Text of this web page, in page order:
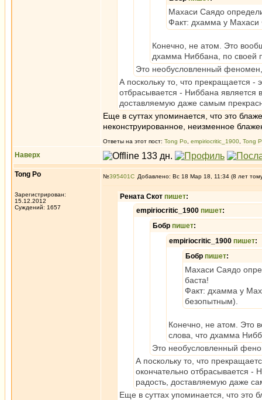
Махаси Саядо
Факт: дхамма у Махаси
Конечно, не атом. Это
дхамма Ниббана, по своей
Это необусловленный
А поскольку то, что прекращается
отбрасывается - Ниббана
доставляемую даже самым
Еще в суттах упоминается, что это
неконструированное, неизменное
Ответы на этот пост: Tong Po empiriocritic_1900 Tong
Наверх
Tong Po
Зарегистрирован:
15.12.2012
Суждений: 1657
№395401 Добавлено: Вс 18 Мар 18, 11:34 (8 лет
Рената Скот пишет:
empiriocritic_1900 пишет:
Бобр пишет:
empiriocritic_1900 пишет:
Бобр пишет:
Махаси Саядо
баста!
Факт: дхамма у
безопытным).
Конечно, не атом. Это
слова, что дхамма
Это необусловленный
А поскольку то, что
окончательно отбрасывается
радость, доставляемую даже
Еще в суттах упоминается, что это